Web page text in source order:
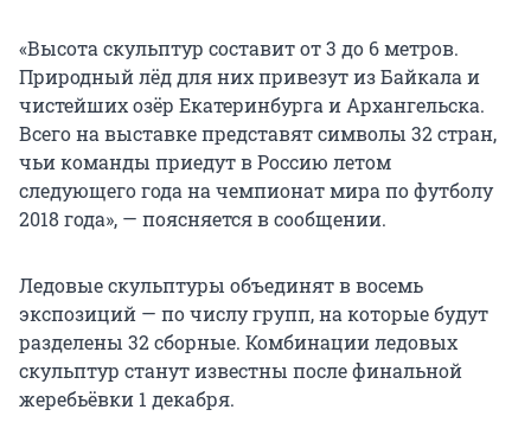
«Высота скульптур составит от 3 до 6 метров.
Природный лёд для них привезут из Байкала и
чистейших озёр Екатеринбурга и Архангельска.
Всего на выставке представят символы 32 стран,
чьи команды приедут в Россию летом
следующего года на чемпионат мира по футболу
2018 года», — поясняется в сообщении.
Ледовые скульптуры объединят в восемь
экспозиций — по числу групп, на которые будут
разделены 32 сборные. Комбинации ледовых
скульптур станут известны после финальной
жеребьёвки 1 декабря.